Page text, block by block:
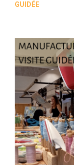
GUIDÉE